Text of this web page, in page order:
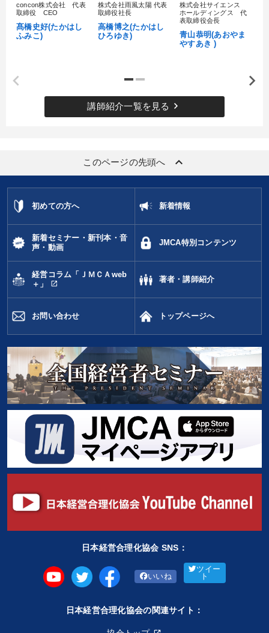
金融 株式投資 異発想 政治家 ビジネスモデル
労務問題・人事対策
ドラッカー 上場企業 銀行交渉 AI 投資
女性経営者 リピート
イノベーション 会長 リーダーシップ
経済予測
早分かり お金の授業 いい会社
※「更新」を押すと「タグ・キーワード」を更新いただけます。
concon株式会社 代表
取締役 CEO
髙橋史好(たかはし
ふみこ)
株式会社雨風太陽 代表
取締役社長
高橋博之(たかはし
ひろゆき)
株式会社サイエンス
ホールディングス 代
表取締役会長
青山恭明(あおやま
やすあき )
講師紹介一覧を見る keyboard_arrow_right
このページの先頭へ keyboard_arrow_up
初めての方へ 新着情報
新着セミナー・新刊本・音
声・動画
JMCA特別コンテンツ
経営コラム「ＪＭＣＡweb
＋」
open_in_new
著者・講師紹介
お問い合わせ トップページへ
日本経営合理化協会 SNS：
いいね
ツイー
ト
日本経営合理化協会の関連サイト：